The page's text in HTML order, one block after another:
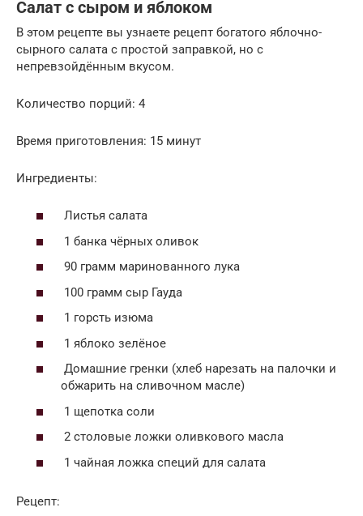
Салат с сыром и яблоком
В этом рецепте вы узнаете рецепт богатого яблочно-
сырного салата с простой заправкой, но с
непревзойдённым вкусом.
Количество порций: 4
Время приготовления: 15 минут
Ингредиенты:
Листья салата
1 банка чёрных оливок
90 грамм маринованного лука
100 грамм сыр Гауда
1 горсть изюма
1 яблоко зелёное
Домашние гренки (хлеб нарезать на палочки и
обжарить на сливочном масле)
1 щепотка соли
2 столовые ложки оливкового масла
1 чайная ложка специй для салата
Рецепт: